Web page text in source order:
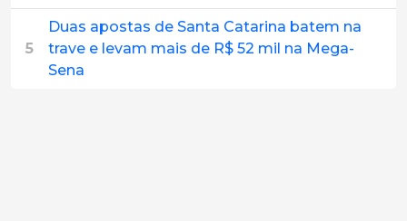
5
Duas apostas de Santa Catarina batem na
trave e levam mais de R$ 52 mil na Mega-
Sena